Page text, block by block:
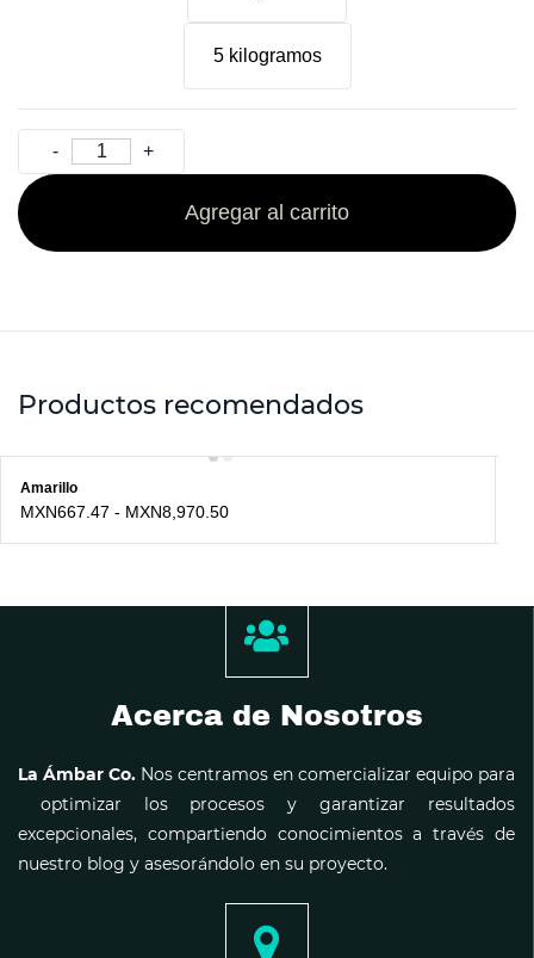
5 kilogramos
Agregar al carrito
Productos recomendados
Amarillo
MXN667.47- MXN8,970.50
Acerca de Nosotros
La Ámbar Co. Nos centramos en comercializar equipo para
optimizar los procesos y garantizar resultados
excepcionales, compartiendo conocimientos a través de
nuestro blog y asesorándolo en su proyecto.